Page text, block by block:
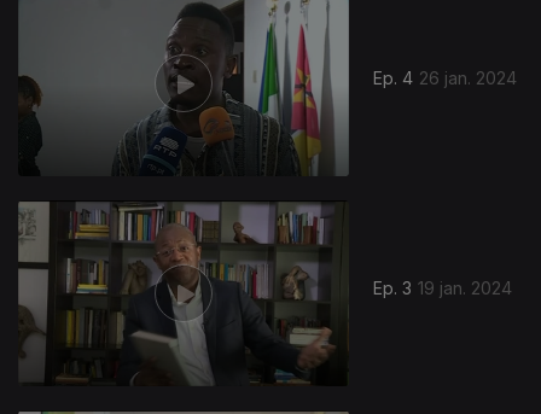
Ep. 4 26 jan. 2024
Ep. 3 19 jan. 2024